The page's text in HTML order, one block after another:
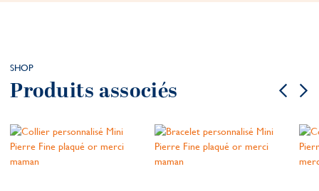
SHOP
Produits associés